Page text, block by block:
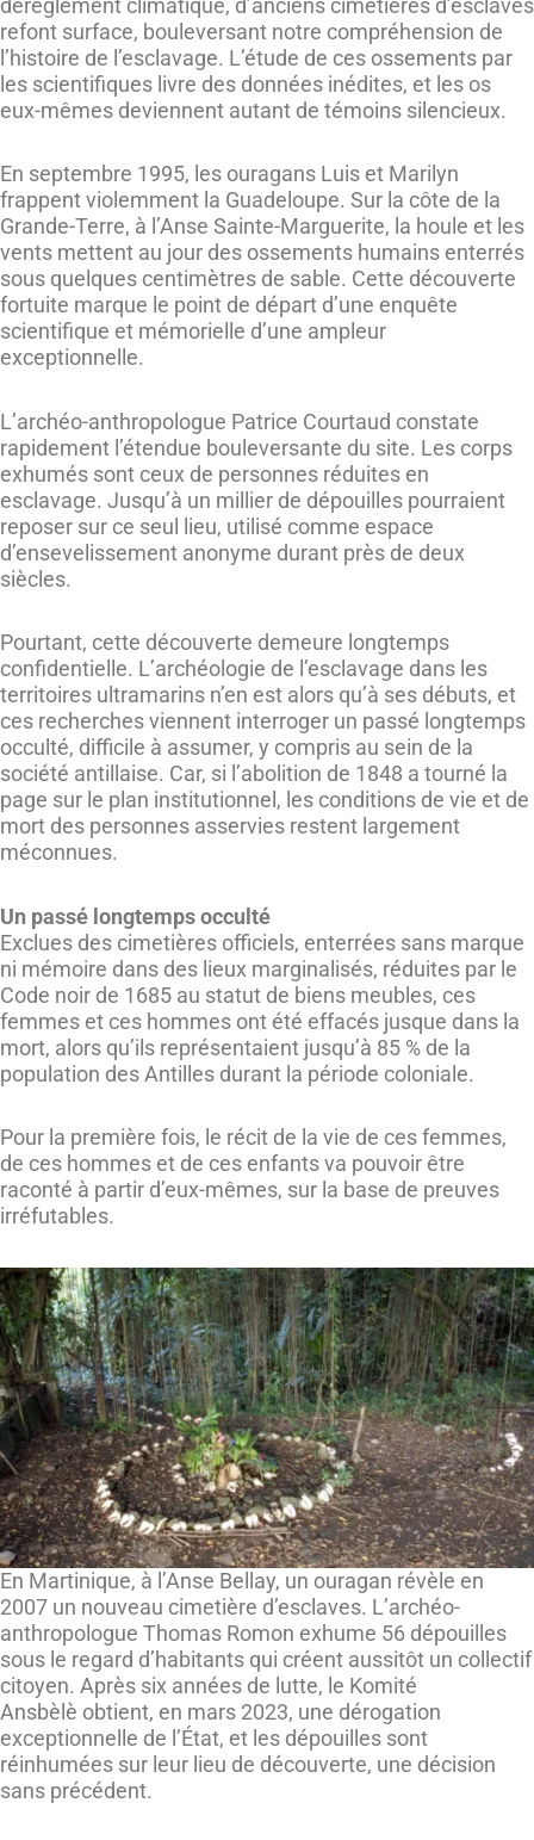
refont surface, bouleversant notre compréhension de
l’histoire de l’esclavage. L’étude de ces ossements par
les scientifiques livre des données inédites, et les os
eux-mêmes deviennent autant de témoins silencieux.
En septembre 1995, les ouragans Luis et Marilyn
frappent violemment la Guadeloupe. Sur la côte de la
Grande-Terre, à l’Anse Sainte-Marguerite, la houle et les
vents mettent au jour des ossements humains enterrés
sous quelques centimètres de sable. Cette découverte
fortuite marque le point de départ d’une enquête
scientifique et mémorielle d’une ampleur
exceptionnelle.
L’archéo-anthropologue Patrice Courtaud constate
rapidement l’étendue bouleversante du site. Les corps
exhumés sont ceux de personnes réduites en
esclavage. Jusqu’à un millier de dépouilles pourraient
reposer sur ce seul lieu, utilisé comme espace
d’ensevelissement anonyme durant près de deux
siècles.
Pourtant, cette découverte demeure longtemps
confidentielle. L’archéologie de l’esclavage dans les
territoires ultramarins n’en est alors qu’à ses débuts, et
ces recherches viennent interroger un passé longtemps
occulté, difficile à assumer, y compris au sein de la
société antillaise. Car, si l’abolition de 1848 a tourné la
page sur le plan institutionnel, les conditions de vie et de
mort des personnes asservies restent largement
méconnues.
Un passé longtemps occulté
Exclues des cimetières officiels, enterrées sans marque
ni mémoire dans des lieux marginalisés, réduites par le
Code noir de 1685 au statut de biens meubles, ces
femmes et ces hommes ont été effacés jusque dans la
mort, alors qu’ils représentaient jusqu’à 85 % de la
population des Antilles durant la période coloniale.
Pour la première fois, le récit de la vie de ces femmes,
de ces hommes et de ces enfants va pouvoir être
raconté à partir d’eux-mêmes, sur la base de preuves
irréfutables.
En Martinique, à l’Anse Bellay, un ouragan révèle en
2007 un nouveau cimetière d’esclaves. L’archéo-
anthropologue Thomas Romon exhume 56 dépouilles
sous le regard d’habitants qui créent aussitôt un collectif
citoyen. Après six années de lutte, le Komité
Ansbèlè obtient, en mars 2023, une dérogation
exceptionnelle de l’État, et les dépouilles sont
réinhumées sur leur lieu de découverte, une décision
sans précédent.